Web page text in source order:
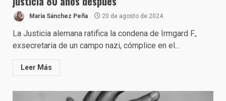
Maria Sánchez Peña 20 de agosto de 2024
La Justicia alemana ratifica la condena de Irmgard F.,
exsecretaria de un campo nazi, cómplice en el...
Leer Más